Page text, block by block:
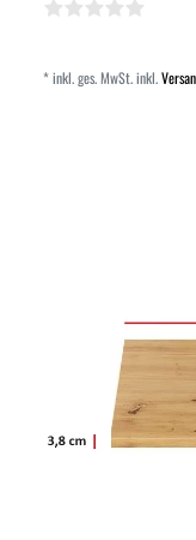
*inkl. ges. MwSt.inkl.